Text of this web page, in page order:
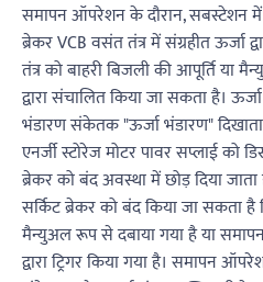
समापन ऑपरेशन के दौरान, सबस्टेशन
ब्रेकर VCB वसंत तंत्र में संग्रहीत ऊर्जा
तंत्र को बाहरी बिजली की आपूर्ति या
द्वारा संचालित किया जा सकता है।
भंडारण संकेतक "ऊर्जा भंडारण"
एनर्जी स्टोरेज मोटर पावर सप्लाई को
ब्रेकर को बंद अवस्था में छोड़ दिया
सर्किट ब्रेकर को बंद किया जा सकता
मैन्युअल रूप से दबाया गया है या
द्वारा ट्रिगर किया गया है। समापन